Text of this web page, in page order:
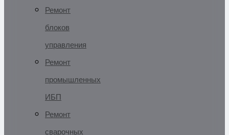
Ремонт
блоков
управления
Ремонт
промышленных
ИБП
Ремонт
сварочных